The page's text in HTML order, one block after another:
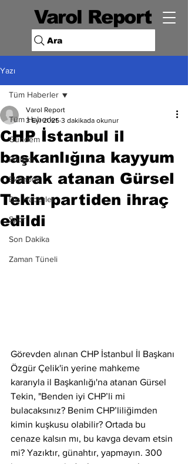
Varol Report
Ara
Yazı
Tüm Haberler
Gündem
Politika
Ekonomi
Dış Haberler
Spor
Son Dakika
Zaman Tüneli
Tüm Haberler
CHP İstanbul il
başkanlığına kayyum
olarak atanan Gürsel
Tekin partiden ihraç
edildi
Varol Report
3 Eyl 2025 3 dakikada okunur
Görevden alınan CHP İstanbul İl Başkanı
Özgür Çelik'in yerine mahkeme
kararıyla il Başkanlığı'na atanan Gürsel
Tekin, "Benden iyi CHP’li mi
bulacaksınız? Benim CHP’liliğimden
kimin kuşkusu olabilir? Ortada bu
cenaze kalsın mı, bu kavga devam etsin
mi? Yazıktır, günahtır, yapmayın. 300